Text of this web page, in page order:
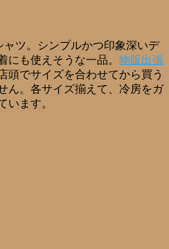
ャツ。シンプルかつ印象深いデ
にも使えそうな一品。 物販出張
頭でサイズを合わせてから買う
ん。各サイズ揃えて、冷房をガ
います。